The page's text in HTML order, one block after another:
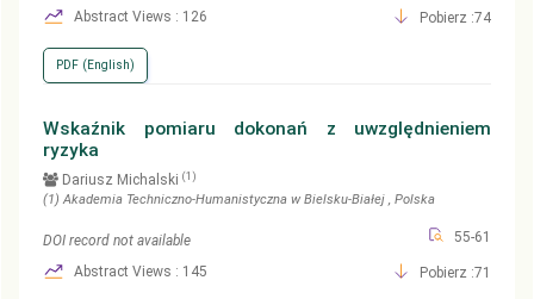
Abstract Views : 126 Pobierz :74
PDF (English)
Wskaźnik pomiaru dokonań z uwzględnieniem
ryzyka
Dariusz Michalski (1)
(1)Akademia Techniczno-Humanistyczna w Bielsku-Białej , Polska
DOI record not available 55-61
Abstract Views : 145 Pobierz :71